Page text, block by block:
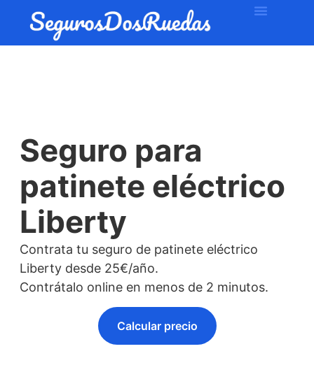
Seguro para
patinete eléctrico
Liberty
Contrata tu seguro de patinete eléctrico
Liberty desde 25€/año.
Contrátalo online en menos de 2 minutos.
Calcular precio